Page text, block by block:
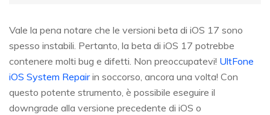
Vale la pena notare che le versioni beta di iOS 17 sono
spesso instabili. Pertanto, la beta di iOS 17 potrebbe
contenere molti bug e difetti. Non preoccupatevi! UltFone
iOS System Repairin soccorso, ancora una volta! Con
questo potente strumento, è possibile eseguire il
downgrade alla versione precedente di iOS o